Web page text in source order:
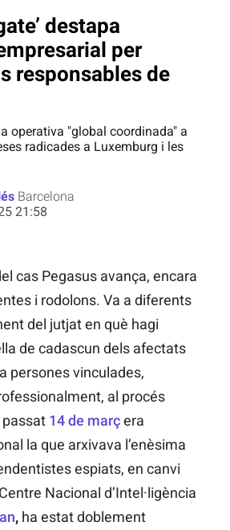
destapa
per
responsables de
operativa "global coordinada" a
radicades a Luxemburg i les
Barcelona
21:58
cas Pegasus avança, encara
i rodolons. Va a diferents
del jutjat en què hagi
de cadascun dels afectats
persones vinculades,
al procés
passat 14 de marçera
la que arxivava l’enèsima
espiats, en canvi
Nacional d’Intel·ligència
, ha estat doblement